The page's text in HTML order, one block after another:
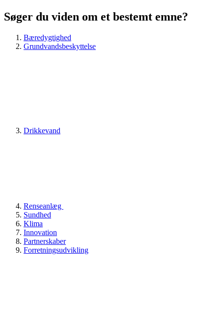
Søger du viden om et bestemt emne?
Bæredygtighed
Grundvandsbeskyttelse
Drikkevand
Renseanlæg
Sundhed
Klima
Innovation
Partnerskaber
Forretningsudvikling